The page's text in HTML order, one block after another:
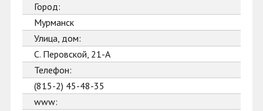
Город:
Мурманск
Улица, дом:
С. Перовской, 21-А
Телефон:
(815-2) 45-48-35
www: